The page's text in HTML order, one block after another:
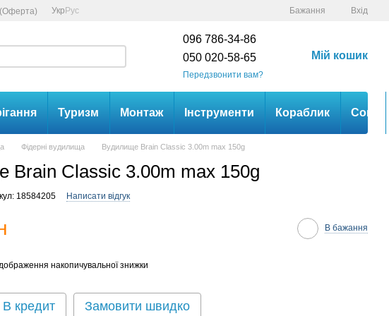
(Оферта) Укр Рус Бажання Вхід
096 786-34-86
050 020-58-65
Передзвонити вам?
Мій кошик
Туризм Монтаж Інструменти Кораблик Сом
Фідерні вудилища Вудилище Brain Classic 3.00m max 150g
Brain Classic 3.00m max 150g
18584205 Написати відгук
В бажання
накопичувальної знижки
В кредит Замовити швидко